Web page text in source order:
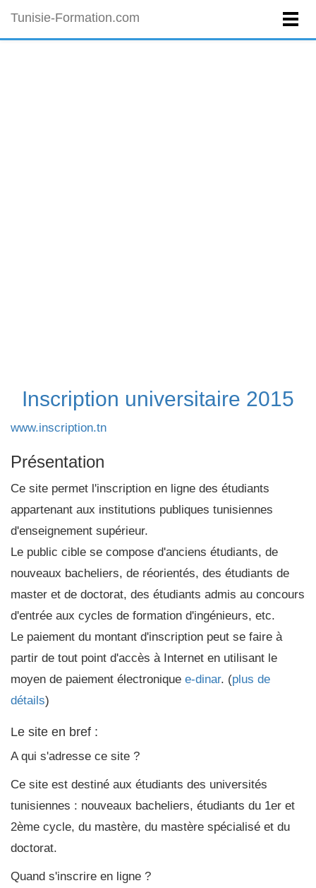
Tunisie-Formation.com
Inscription universitaire 2015
www.inscription.tn
Présentation
Ce site permet l'inscription en ligne des étudiants
appartenant aux institutions publiques tunisiennes
d'enseignement supérieur.
Le public cible se compose d'anciens étudiants, de
nouveaux bacheliers, de réorientés, des étudiants de
master et de doctorat, des étudiants admis au concours
d'entrée aux cycles de formation d'ingénieurs, etc.
Le paiement du montant d'inscription peut se faire à
partir de tout point d'accès à Internet en utilisant le
moyen de paiement électronique e-dinar. (plus de
détails)
Le site en bref :
A qui s'adresse ce site ?
Ce site est destiné aux étudiants des universités
tunisiennes : nouveaux bacheliers, étudiants du 1er et
2ème cycle, du mastère, du mastère spécialisé et du
doctorat.
Quand s'inscrire en ligne ?